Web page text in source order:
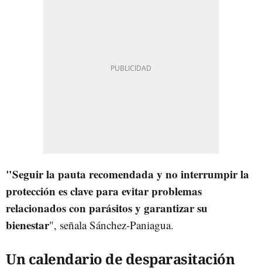
"Seguir la pauta recomendada y no interrumpir la
protección es clave para evitar problemas
relacionados con parásitos y garantizar su
bienestar", señala Sánchez-Paniagua.
Un calendario de desparasitación